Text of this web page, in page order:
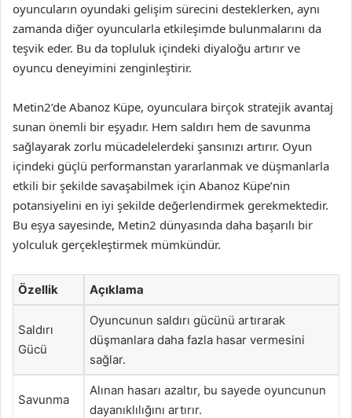
oyuncuların oyundaki gelişim sürecini desteklerken, aynı
zamanda diğer oyuncularla etkileşimde bulunmalarını da
teşvik eder. Bu da topluluk içindeki diyaloğu artırır ve
oyuncu deneyimini zenginleştirir.
Metin2’de Abanoz Küpe, oyunculara birçok stratejik avantaj
sunan önemli bir eşyadır. Hem saldırı hem de savunma
sağlayarak zorlu mücadelelerdeki şansınızı artırır. Oyun
içindeki güçlü performanstan yararlanmak ve düşmanlarla
etkili bir şekilde savaşabilmek için Abanoz Küpe’nin
potansiyelini en iyi şekilde değerlendirmek gerekmektedir.
Bu eşya sayesinde, Metin2 dünyasında daha başarılı bir
yolculuk gerçekleştirmek mümkündür.
Özellik Açıklama
Saldırı
Gücü
Oyuncunun saldırı gücünü artırarak
düşmanlara daha fazla hasar vermesini
sağlar.
Savunma
Alınan hasarı azaltır, bu sayede oyuncunun
dayanıklılığını artırır.